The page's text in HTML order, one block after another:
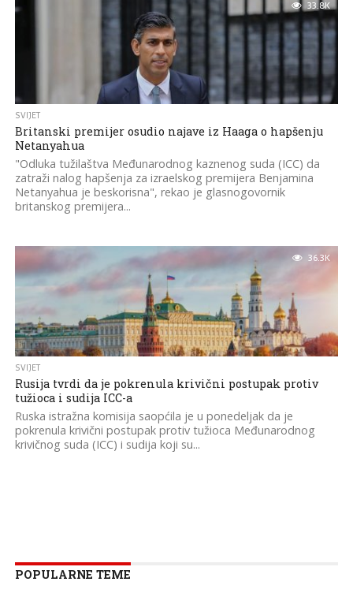
33.8K
SVIJET
Britanski premijer osudio najave iz Haaga o hapšenju
Netanyahua
"Odluka tužilaštva Međunarodnog kaznenog suda (ICC) da
zatraži nalog hapšenja za izraelskog premijera Benjamina
Netanyahua je beskorisna", rekao je glasnogovornik
britanskog premijera...
36.3K
SVIJET
Rusija tvrdi da je pokrenula krivični postupak protiv
tužioca i sudija ICC-a
Ruska istražna komisija saopćila je u ponedeljak da je
pokrenula krivični postupak protiv tužioca Međunarodnog
krivičnog suda (ICC) i sudija koji su...
POPULARNE TEME